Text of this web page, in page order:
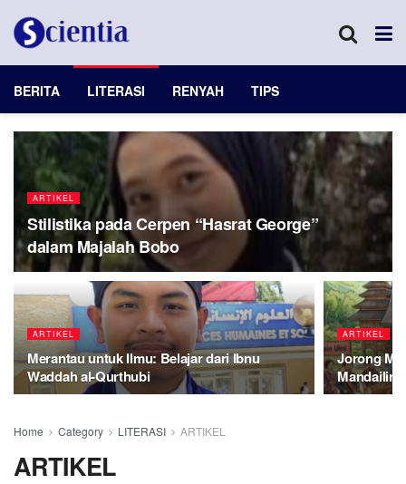
BERITA LITERASI RENYAH TIPS
ARTIKEL
Stilistika pada Cerpen “Hasrat George”
dalam Majalah Bobo
ARTIKEL
Merantau untuk Ilmu: Belajar dari Ibnu
Waddah al-Qurthubi
ARTIKEL
Jorong
Home Category LITERASI ARTIKEL
ARTIKEL